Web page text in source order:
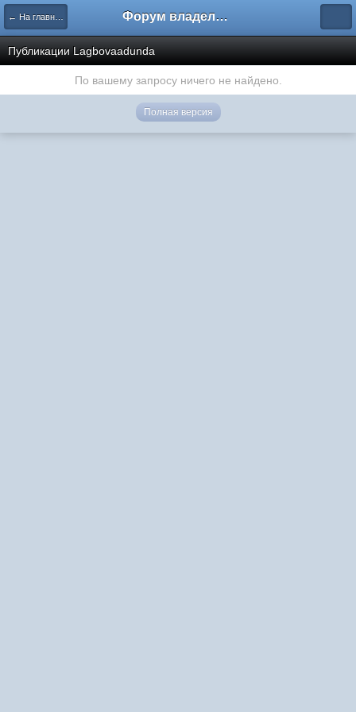
← На главную Форум владельцев интернет-магазинов
Публикации Lagbovaadunda
По вашему запросу ничего не найдено.
Полная версия